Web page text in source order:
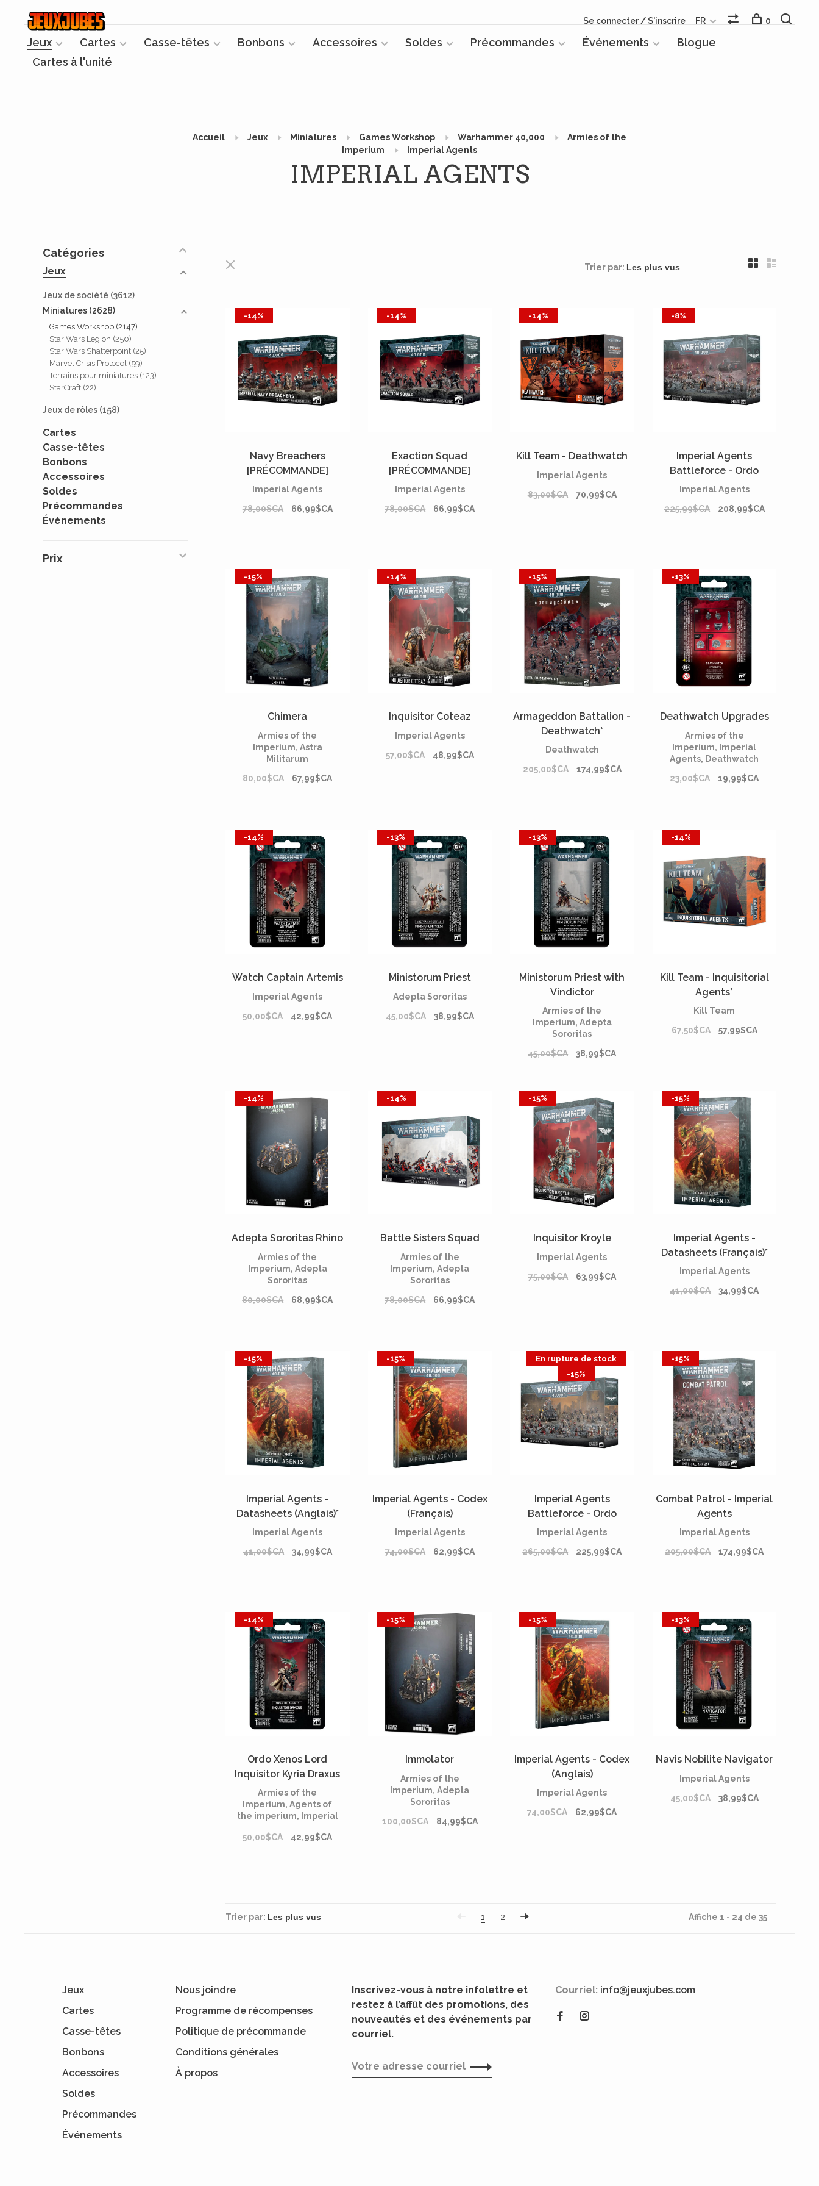
Jeux Cartes Casse-têtes Bonbons Accessoires Soldes Précommandes Événements
Blogue
Cartes à l'unité
Se connecter / S'inscrire FR 0
Accueil Jeux Miniatures Games Workshop Warhammer 40,000
Armies of the
Imperium
Imperial Agents
IMPERIAL AGENTS
Catégories
Jeux
Jeux de société (3612)
Miniatures (2628)
Games Workshop (2147)
Star Wars Legion (250)
Star Wars Shatterpoint (25)
Marvel Crisis Protocol (59)
Terrains pour miniatures (123)
StarCraft (22)
Jeux de rôles (158)
Cartes
Casse-têtes
Bonbons
Accessoires
Soldes
Précommandes
Événements
Prix
Trier par:
-14%
Navy Breachers
[PRÉCOMMANDE]
Imperial Agents
78,00$CA
66,99$CA
-14%
Exaction Squad
[PRÉCOMMANDE]
Imperial Agents
78,00$CA
66,99$CA
-14%
Kill Team - Deathwatch
Imperial Agents
83,00$CA
70,99$CA
-8%
Imperial Agents
Battleforce - Ordo
Malleus*
Imperial Agents
225,99$CA
208,99$CA
-15%
Chimera
Armies of the
Imperium, Astra
Militarum
80,00$CA
67,99$CA
-14%
Inquisitor Coteaz
Imperial Agents
57,00$CA
48,99$CA
-15%
Armageddon Battalion -
Deathwatch*
Deathwatch
205,00$CA
174,99$CA
-13%
Deathwatch Upgrades
Armies of the
Imperium, Imperial
Agents, Deathwatch
23,00$CA
19,99$CA
-14%
Watch Captain Artemis
Imperial Agents
50,00$CA
42,99$CA
-13%
Ministorum Priest
Adepta Sororitas
45,00$CA
38,99$CA
-13%
Ministorum Priest with
Vindictor
Armies of the
Imperium, Adepta
Sororitas
45,00$CA
38,99$CA
-14%
Kill Team - Inquisitorial
Agents*
Kill Team
67,50$CA
57,99$CA
-14%
Adepta Sororitas Rhino
Armies of the
Imperium, Adepta
Sororitas
80,00$CA
68,99$CA
-14%
Battle Sisters Squad
Armies of the
Imperium, Adepta
Sororitas
78,00$CA
66,99$CA
-15%
Inquisitor Kroyle
Imperial Agents
75,00$CA
63,99$CA
-15%
Imperial Agents -
Datasheets (Français)*
Imperial Agents
41,00$CA
34,99$CA
-15%
Imperial Agents -
Datasheets (Anglais)*
Imperial Agents
41,00$CA
34,99$CA
-15%
Imperial Agents - Codex
(Français)
Imperial Agents
74,00$CA
62,99$CA
En rupture de stock
-15%
Imperial Agents
Battleforce - Ordo
Hereticus*
Imperial Agents
265,00$CA
225,99$CA
-15%
Combat Patrol - Imperial
Agents
Imperial Agents
205,00$CA
174,99$CA
-14%
Ordo Xenos Lord
Inquisitor Kyria Draxus
Armies of the
Imperium, Agents of
the imperium, Imperial
50,00$CA
42,99$CA
-15%
Immolator
Armies of the
Imperium, Adepta
Sororitas
100,00$CA
84,99$CA
-15%
Imperial Agents - Codex
(Anglais)
Imperial Agents
74,00$CA
62,99$CA
-13%
Navis Nobilite Navigator
Imperial Agents
45,00$CA
38,99$CA
Trier par: 1 2 Affiche 1 - 24 de 35
Jeux
Cartes
Casse-têtes
Bonbons
Accessoires
Soldes
Précommandes
Événements
Nous joindre
Programme de récompenses
Politique de précommande
Conditions générales
À propos
Inscrivez-vous à notre infolettre et
restez à l’affût des promotions, des
nouveautés et des événements par
courriel.
Courriel: info@jeuxjubes.com